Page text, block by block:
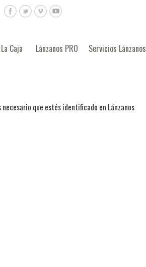
La Caja Lánzanos PRO Servicios Lánzanos
que estés identificado en Lánzanos